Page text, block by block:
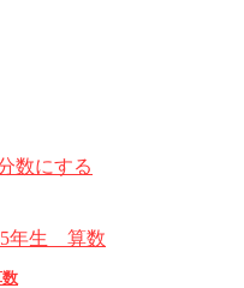
数にする